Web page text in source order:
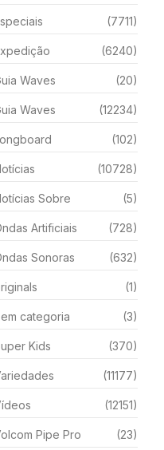
(7711)
(6240)
Waves (20)
Waves (12234)
(102)
(10728)
Sobre (5)
Artificiais (728)
Sonoras (632)
(1)
categoria (3)
Kids (370)
(11177)
(12151)
Pipe Pro (23)